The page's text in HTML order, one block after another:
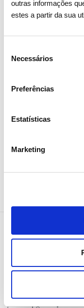
outras informações
estes a partir da sua
Necessários
Preferências
Estatísticas
Marketing
Escavações
estruturas
milenares
Comunidades
Receba
operação,